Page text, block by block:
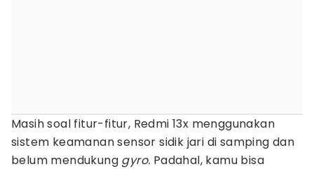
‎Masih soal fitur-fitur, Redmi 13x menggunakan
sistem keamanan sensor sidik jari di samping dan
belum mendukung gyro. Padahal, kamu bisa